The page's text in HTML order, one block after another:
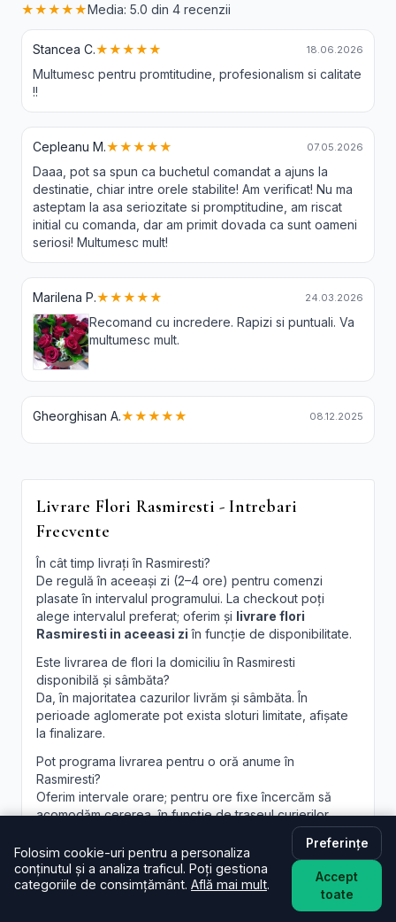
★★★★★Media: 5.0 din 4 recenzii
Stancea C.★★★★★ 18.06.2026
Multumesc pentru promtitudine, profesionalism si calitate
!!
Cepleanu M.★★★★★ 07.05.2026
Daaa, pot sa spun ca buchetul comandat a ajuns la
destinatie, chiar intre orele stabilite! Am verificat! Nu ma
asteptam la asa seriozitate si promptitudine, am riscat
initial cu comanda, dar am primit dovada ca sunt oameni
seriosi! Multumesc mult!
Marilena P.★★★★★ 24.03.2026
Recomand cu incredere. Rapizi si puntuali. Va
multumesc mult.
Gheorghisan A.★★★★★ 08.12.2025
Livrare Flori Rasmiresti - Intrebari
Frecvente
În cât timp livrați în Rasmiresti?
De regulă în aceeași zi (2–4 ore) pentru comenzi
plasate în intervalul programului. La checkout poți
alege intervalul preferat; oferim și livrare flori
Rasmiresti in aceeasi zi în funcție de disponibilitate.
Este livrarea de flori la domiciliu în Rasmiresti
disponibilă și sâmbăta?
Da, în majoritatea cazurilor livrăm și sâmbăta. În
perioade aglomerate pot exista sloturi limitate, afișate
la finalizare.
Pot programa livrarea pentru o oră anume în
Rasmiresti?
Oferim intervale orare; pentru ore fixe încercăm să
acomodăm cererea, în funcție de traseul curierilor.
Desigur. Felicitarea este inclusă; scrie mesajul dorit în
câmpul dedicat, iar noi îl vom imprima lizibil. Realizăm și
aranjamente florale Rasmirestipersonalizate, la
Folosim cookie-uri pentru a personaliza
conținutul și a analiza traficul. Poți gestiona
categoriile de consimțământ. Află mai mult.
Preferințe
Accept
toate